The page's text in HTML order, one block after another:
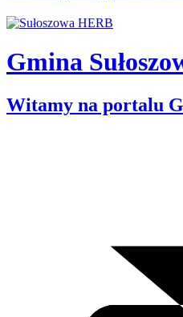
Gmina
Witamy na portalu